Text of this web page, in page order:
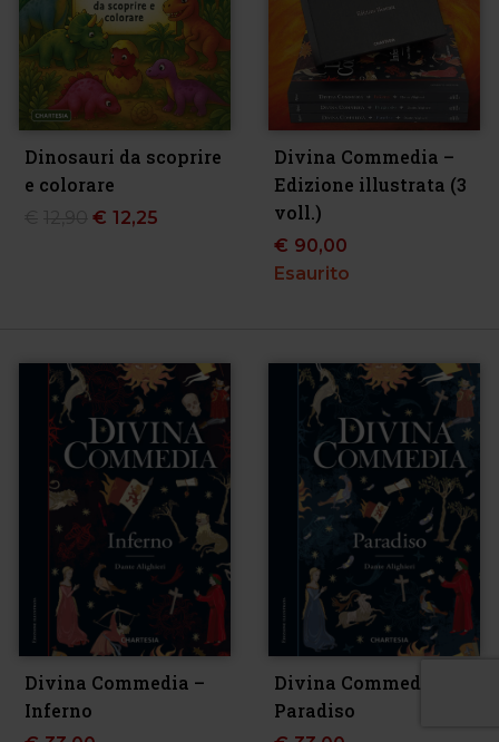
Dinosauri da scoprire
e colorare
€ 12,25
Divina Commedia –
Edizione illustrata (3
voll.)
€ 90,00
Esaurito
Divina Commedia –
Inferno
Divina Commedia –
Paradiso